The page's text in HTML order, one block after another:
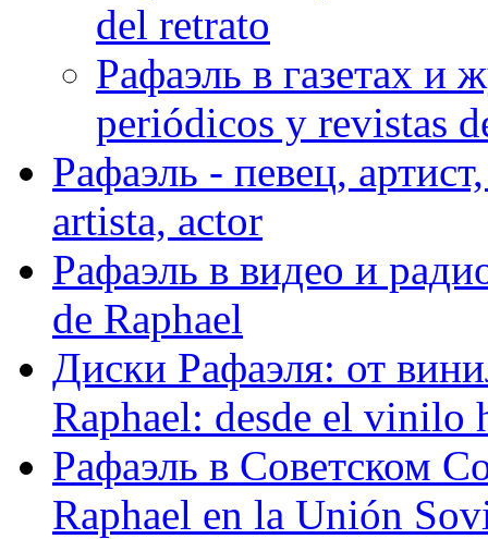
del retrato
Рафаэль в газетах и
periódicos y revistas
Рафаэль - певец,
artista, actor
Рафаэль в видео и
de Raphael
Диски Рафаэля: от
Raphael: desde el vinilo
Рафаэль в Советском
Raphael en la Unión